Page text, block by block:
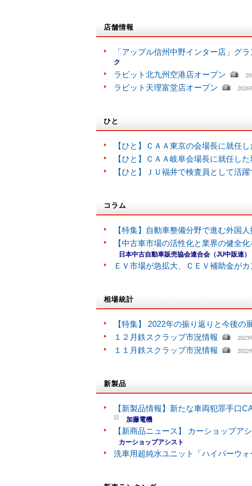
店舗情報
「アップル信州中野インター店」グ
ク
ラビット北九州空港店オープン
ラビット天理富堂店オープン 2026
ひと
【ひと】ＣＡＡ東京の会場長に就任
【ひと】ＣＡＡ岐阜会場長に就任し
【ひと】ＪＵ福井で検査員として活
コラム
【特集】自動車整備分野で進む外国
【中古車市場の活性化と業界の健全
日本中古自動車販売協会連合会（JU中販連）
ＥＶ市場が急拡大、ＣＥＶ補助金がカ
相場統計
【特集】 2022年の振り返りと今後の
１２月鉄スクラップ市況情報 2023
１１月鉄スクラップ市況情報 2022
新製品
【新製品情報】新たな車両犯罪手口
日 加藤電機
【新商品ニュース】 カーショップア
カーショップアシスト
洗車用超純水ユニット「ハイパーウ